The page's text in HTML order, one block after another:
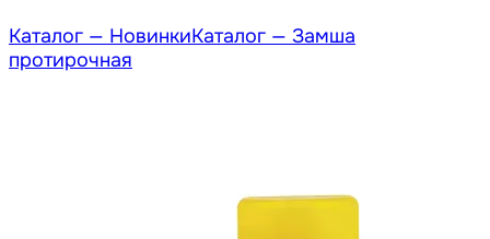
Каталог — НовинкиКаталог — Замша
протирочная